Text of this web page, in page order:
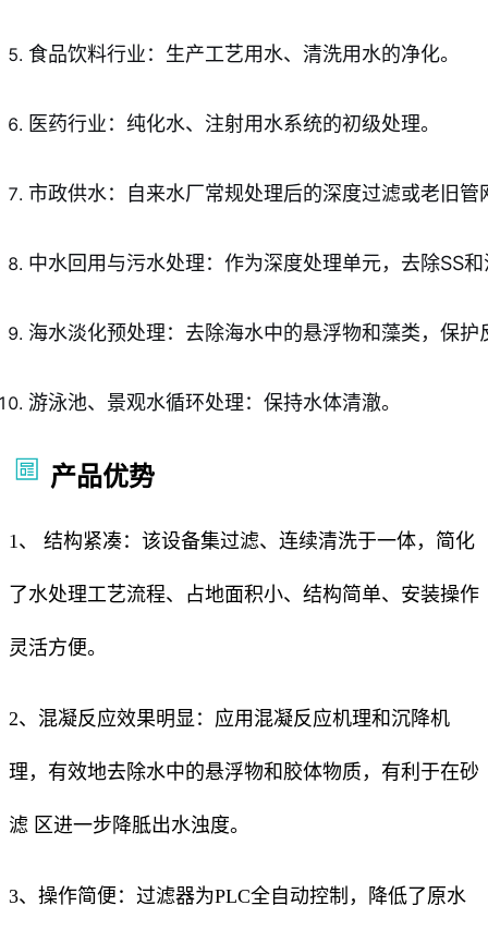
食品饮料行业：生产工艺用水、清洗用水的净化。
医药行业：纯化水、注射用水系统的初级处理。
市政供水：自来水厂常规处理后的深度过滤或老旧管
中水回用与污水处理：作为深度处理单元，去除SS
海水淡化预处理：去除海水中的悬浮物和藻类，保护
游泳池、景观水循环处理：保持水体清澈。
产品优势
1、 结构紧凑：该设备集过滤、连续清洗于一体，简化
了水处理工艺流程、占地面积小、结构简单、安装操作
灵活方便。
2、混凝反应效果明显：应用混凝反应机理和沉降机
理，有效地去除水中的悬浮物和胶体物质，有利于在砂
滤 区进一步降胝出水浊度。
3、操作简便：过滤器为PLC全自动控制，降低了原水